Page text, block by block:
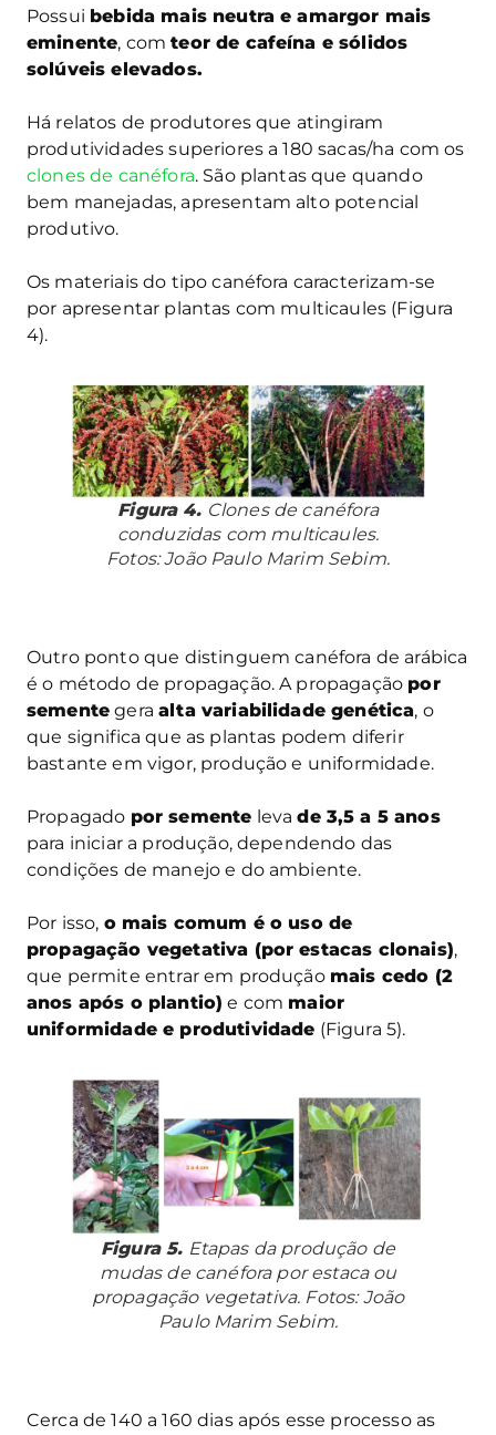
Possui bebida mais neutra e amargor mais
eminente, comteor de cafeína e sólidos
solúveis elevados.
Há relatos de produtores que atingiram
produtividades superiores a 180 sacas/ha com os
clones de canéfora. São plantas que quando
bem manejadas, apresentam alto potencial
produtivo.
Os materiais do tipo canéfora caracterizam-se
por apresentar plantas com multicaules (Figura
4).
Figura 4. Clones de canéfora
conduzidas com multicaules.
Fotos: João Paulo Marim Sebim.
Outro ponto que distinguem canéfora de arábica
é o método de propagação. A propagação por
semente geraalta variabilidade genética, o
que significa que as plantas podem diferir
bastante em vigor, produção e uniformidade.
Propagado por semente levade 3,5 a 5 anos
para iniciar a produção, dependendo das
condições de manejo e do ambiente.
Por isso, o mais comum é o uso de
propagação vegetativa (por estacas clonais),
que permite entrar em produção mais cedo (2
anos após o plantio) e com maior
uniformidade e produtividade (Figura 5).
Figura 5. Etapas da produção de
mudas de canéfora por estaca ou
propagação vegetativa. Fotos: João
Paulo Marim Sebim.
Cerca de 140 a 160 dias após esse processo as